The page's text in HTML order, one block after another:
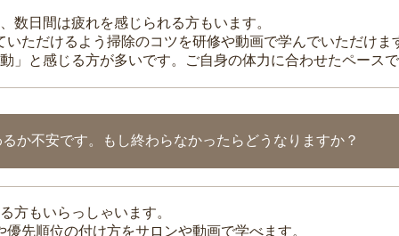
数日間は疲れを感じられる方もいます。
ただけるよう掃除のコツを研修や動画で学んでいただけま
」と感じる方が多いです。ご自身の体力に合わせたペース
か不安です。もし終わらなかったらどうなりますか？
方もいらっしゃいます。
先順位の付け方をサロンや動画で学べます。